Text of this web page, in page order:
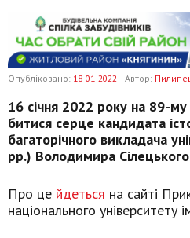
Опубліковано: 18-01-2022 Автор:
16 січня 2022 року на 89-
битися серце кандидата
багаторічного викладача
рр.) Володимира
Про це йдеться на сайті
національного університету